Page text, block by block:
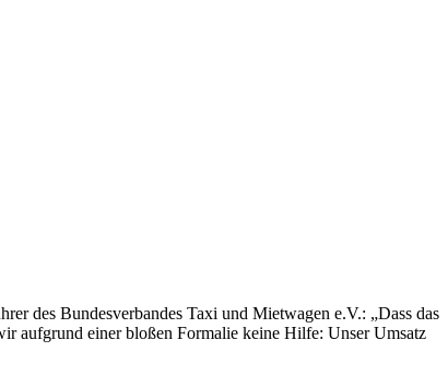
des Bundesverbandes Taxi und Mietwagen e.V.: „Dass das
aufgrund einer bloßen Formalie keine Hilfe: Unser Umsatz